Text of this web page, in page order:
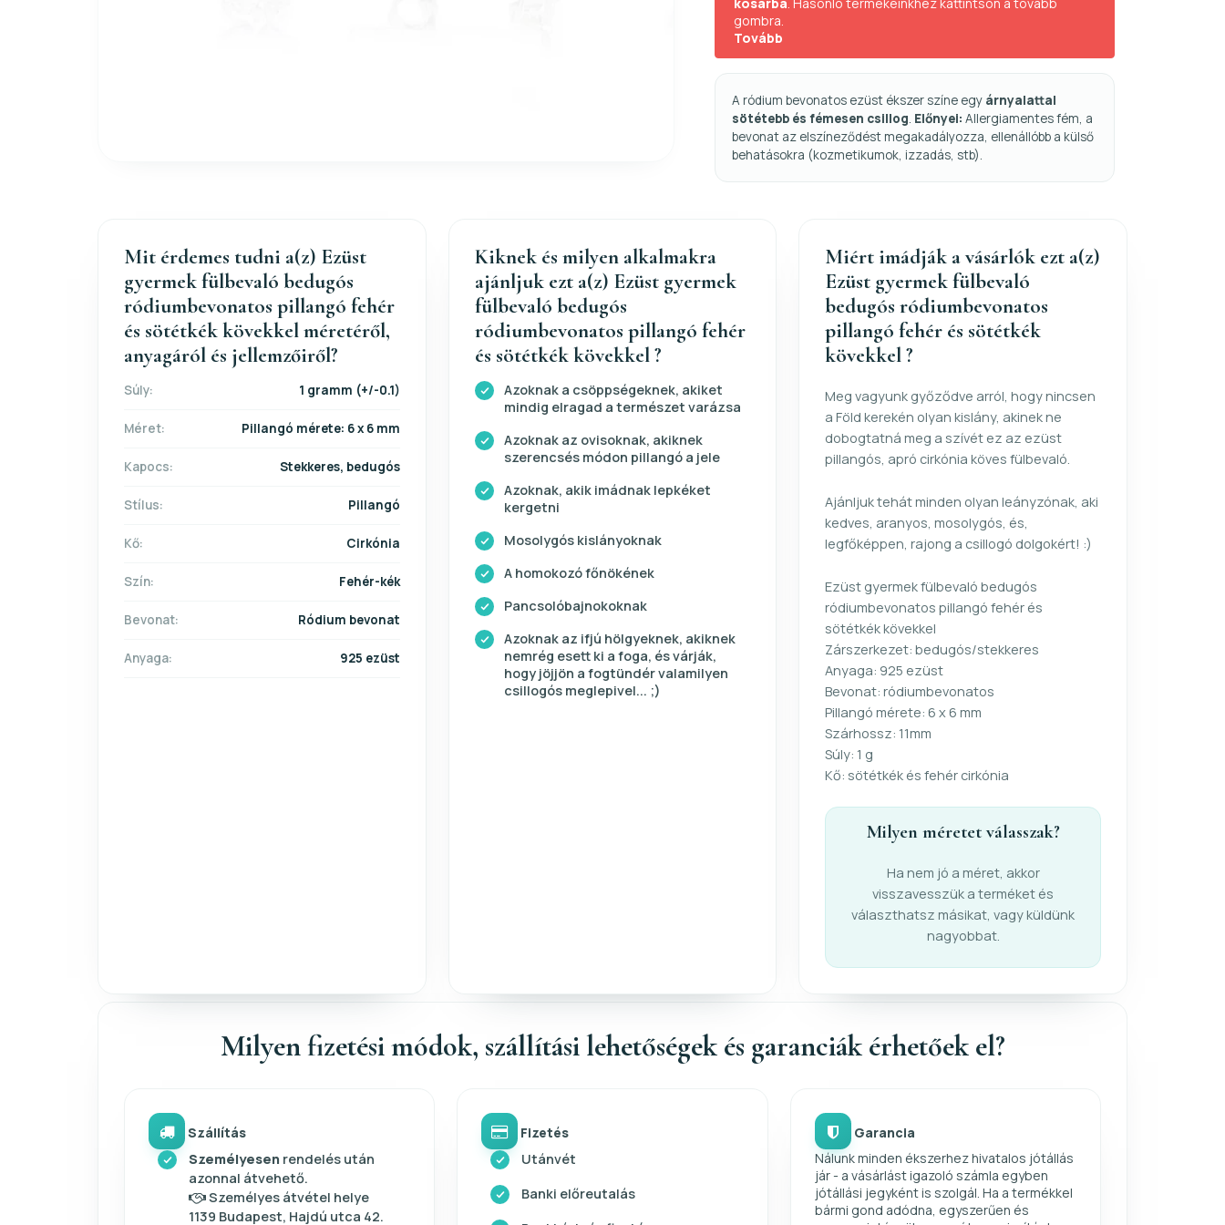
gombra.
Tovább
A ródium bevonatos ezüst ékszer színe egy árnyalattal
sötétebb és fémesen csillog. Előnyei: Allergiamentes fém, a
bevonat az elszíneződést megakadályozza, ellenállóbb a külső
behatásokra (kozmetikumok, izzadás, stb).
Mit érdemes tudni a(z) Ezüst
gyermek fülbevaló bedugós
ródiumbevonatos pillangó fehér
és sötétkék kövekkel méretéről,
anyagáról és jellemzőiről?
Súly: 1 gramm (+/-0.1)
Méret: Pillangó mérete: 6 x 6 mm
Kapocs: Stekkeres, bedugós
Stílus: Pillangó
Kő: Cirkónia
Szín: Fehér-kék
Bevonat: Ródium bevonat
Anyaga: 925 ezüst
Kiknek és milyen alkalmakra
ajánljuk ezt a(z) Ezüst gyermek
fülbevaló bedugós
ródiumbevonatos pillangó fehér
és sötétkék kövekkel ?
Azoknak a csöppségeknek, akiket
mindig elragad a természet varázsa
Azoknak az ovisoknak, akiknek
szerencsés módon pillangó a jele
Azoknak, akik imádnak lepkéket
kergetni
Mosolygós kislányoknak
A homokozó főnökének
Pancsolóbajnokoknak
Azoknak az ifjú hölgyeknek, akiknek
nemrég esett ki a foga, és várják,
hogy jöjjön a fogtündér valamilyen
csillogós meglepivel... ;)
Miért imádják a vásárlók ezt a(z)
Ezüst gyermek fülbevaló
bedugós ródiumbevonatos
pillangó fehér és sötétkék
kövekkel ?
Meg vagyunk győződve arról, hogy nincsen
a Föld kerekén olyan kislány, akinek ne
dobogtatná meg a szívét ez az ezüst
pillangós, apró cirkónia köves fülbevaló.
Ajánljuk tehát minden olyan leányzónak, aki
kedves, aranyos, mosolygós, és,
legfőképpen, rajong a csillogó dolgokért! :)
Ezüst gyermek fülbevaló bedugós
ródiumbevonatos pillangó fehér és
sötétkék kövekkel
Zárszerkezet: bedugós/stekkeres
Anyaga: 925 ezüst
Bevonat: ródiumbevonatos
Pillangó mérete: 6 x 6 mm
Szárhossz: 11mm
Súly: 1 g
Kő: sötétkék és fehér cirkónia
Milyen méretet válasszak?
Ha nem jó a méret, akkor
visszavesszük a terméket és
választhatsz másikat, vagy küldünk
nagyobbat.
Milyen fizetési módok, szállítási lehetőségek és garanciák érhetőek el?
Szállítás
Személyesen rendelés után
azonnal átvehető.
Személyes átvétel helye
1139 Budapest, Hajdú utca 42.
Fizetés
Utánvét
Banki előreutalás
Garancia
Nálunk minden ékszerhez hivatalos jótállás
jár - a vásárlást igazoló számla egyben
jótállási jegyként is szolgál. Ha a termékkel
bármi gond adódna, egyszerűen és